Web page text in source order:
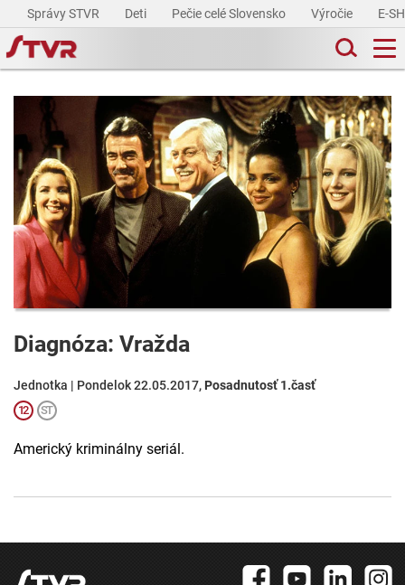
Správy STVR Deti Pečie celé Slovensko Výročie E-
Diagnóza: Vražda
Jednotka | Pondelok 22.05.2017, Posadnutosť 1.časť
Americký kriminálny seriál.